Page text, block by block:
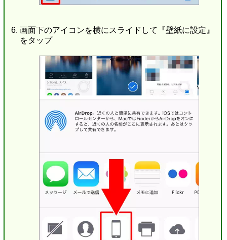
画面下のアイコンを横にスライドして『壁紙に設定』
をタップ